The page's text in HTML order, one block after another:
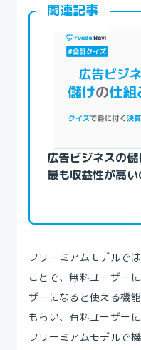
関連記事
広告ビジネスの
最も収益性が高い
フリーミアムモデルで
ことで、無料ユーザー
ザーになると使える機
もらい、有料ユーザー
フリーミアムモデルで